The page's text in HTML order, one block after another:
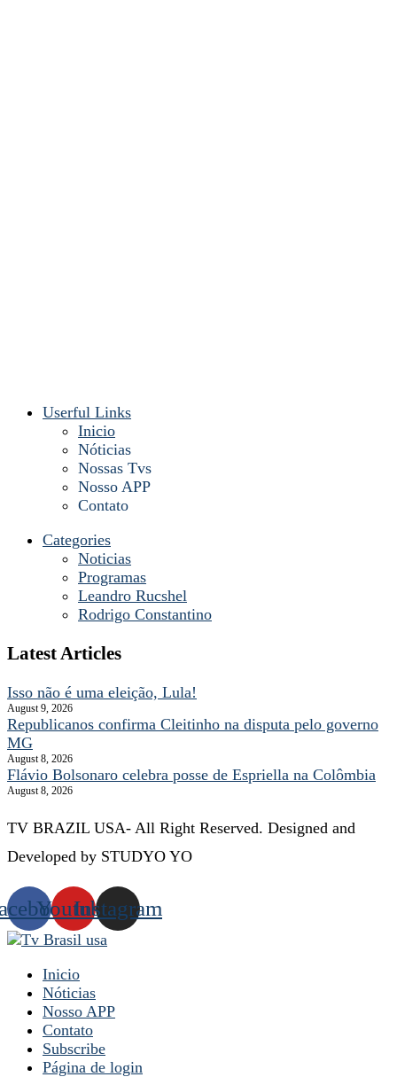
Userful Links
Inicio
Nóticias
Nossas Tvs
Nosso APP
Contato
Categories
Noticias
Programas
Leandro Rucshel
Rodrigo Constantino
Latest Articles
Isso não é uma eleição, Lula!
August 9, 2026
Republicanos confirma Cleitinho na disputa pelo governo
MG
August 8, 2026
Flávio Bolsonaro celebra posse de Espriella na Colômbia
August 8, 2026
TV BRAZIL USA- All Right Reserved. Designed and
Developed by STUDYO YO
YoutubeInstagram
Inicio
Nóticias
Nosso APP
Contato
Subscribe
Página de login